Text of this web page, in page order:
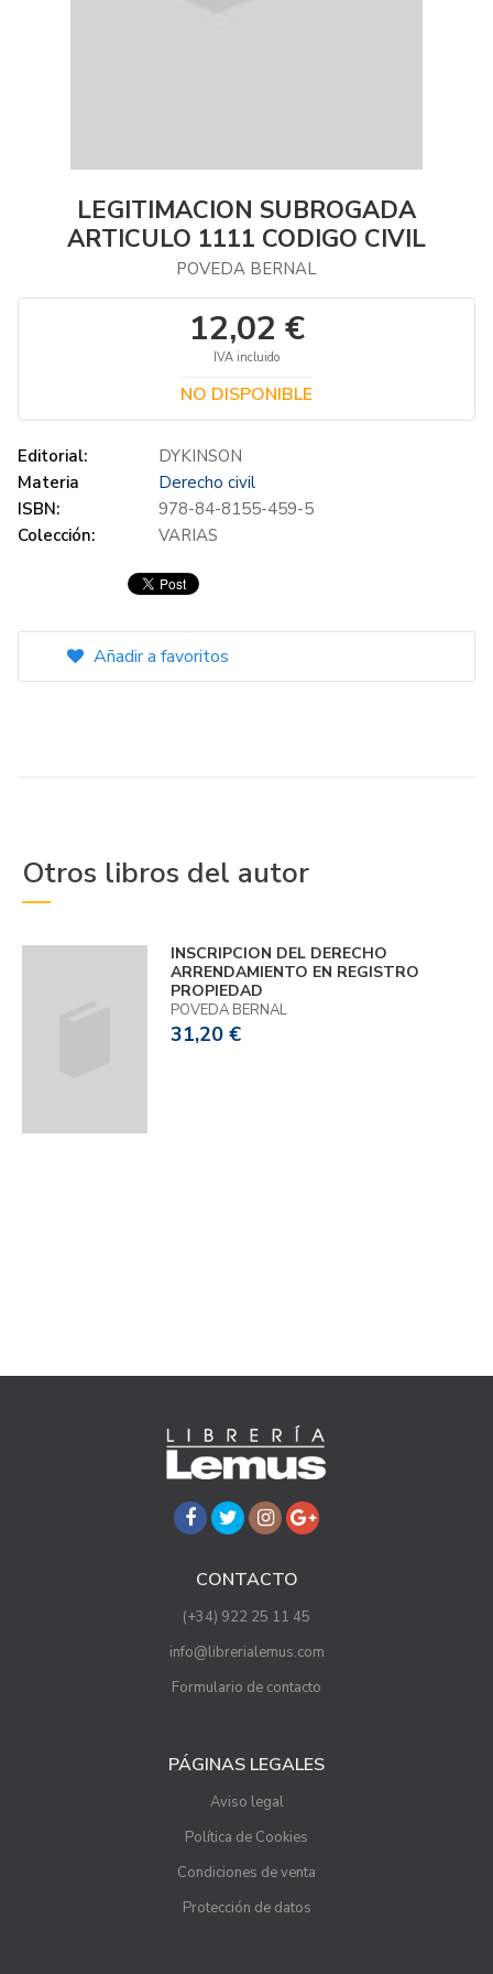
LEGITIMACION SUBROGADA
ARTICULO 1111 CODIGO CIVIL
POVEDA BERNAL
12,02 €
IVA incluido
NO DISPONIBLE
Editorial:
DYKINSON
Materia
Derecho civil
ISBN:
978-84-8155-459-5
Colección:
VARIAS
Añadir a favoritos
Otros libros del autor
INSCRIPCION DEL DERECHO
ARRENDAMIENTO EN REGISTRO
PROPIEDAD
POVEDA BERNAL
31,20 €
CONTACTO
(+34) 922 25 11 45
info@librerialemus.com
Formulario de contacto
PÁGINAS LEGALES
Aviso legal
Política de Cookies
Condiciones de venta
Protección de datos